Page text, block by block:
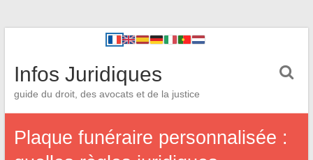
Infos Juridiques
guide du droit, des avocats et de la justice
Plaque funéraire personnalisée :